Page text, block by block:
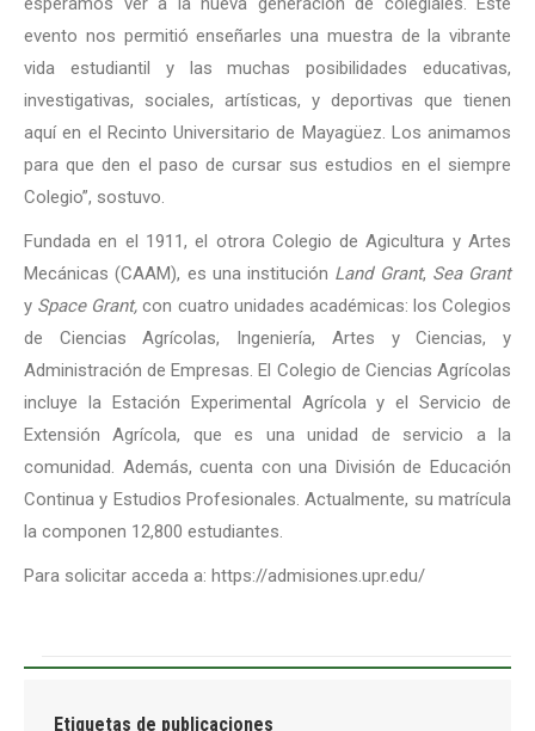
evento nos permitió enseñarles una muestra de la vibrante
vida estudiantil y las muchas posibilidades educativas,
investigativas, sociales, artísticas, y deportivas que tienen
aquí en el Recinto Universitario de Mayagüez. Los animamos
para que den el paso de cursar sus estudios en el siempre
Colegio”, sostuvo.
Fundada en el 1911, el otrora Colegio de Agicultura y Artes
Mecánicas (CAAM), es una institución Land Grant, Sea Grant
y Space Grant,con cuatro unidades académicas: los Colegios
de Ciencias Agrícolas, Ingeniería, Artes y Ciencias, y
Administración de Empresas. El Colegio de Ciencias Agrícolas
incluye la Estación Experimental Agrícola y el Servicio de
Extensión Agrícola, que es una unidad de servicio a la
comunidad. Además, cuenta con una División de Educación
Continua y Estudios Profesionales. Actualmente, su matrícula
la componen 12,800 estudiantes.
Para solicitar acceda a: https://admisiones.upr.edu/
Etiquetas de publicaciones